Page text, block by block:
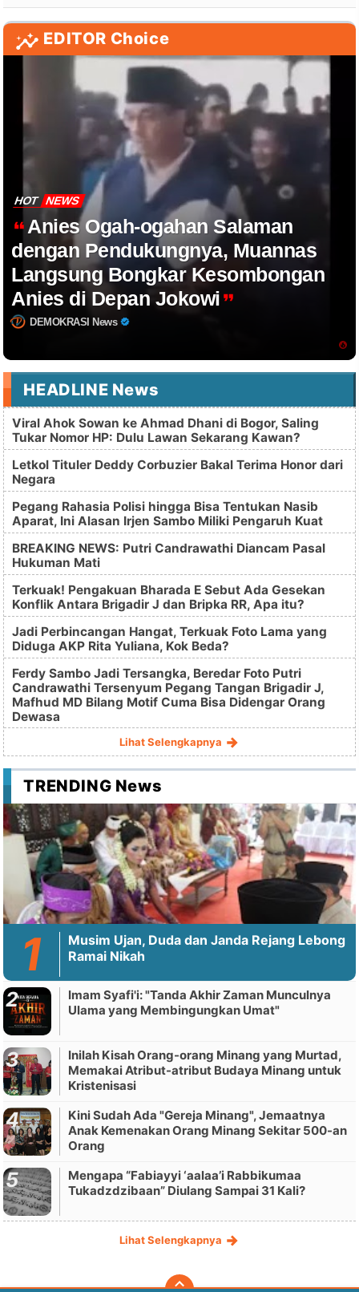
EDITOR Choice
HOT NEWS
Anies Ogah-ogahan Salaman
dengan Pendukungnya, Muannas
Langsung Bongkar Kesombongan
Anies di Depan Jokowi
DEMOKRASI News
HEADLINE News
Viral Ahok Sowan ke Ahmad Dhani di Bogor, Saling
Tukar Nomor HP: Dulu Lawan Sekarang Kawan?
Letkol Tituler Deddy Corbuzier Bakal Terima Honor dari
Negara
Pegang Rahasia Polisi hingga Bisa Tentukan Nasib
Aparat, Ini Alasan Irjen Sambo Miliki Pengaruh Kuat
BREAKING NEWS: Putri Candrawathi Diancam Pasal
Hukuman Mati
Terkuak! Pengakuan Bharada E Sebut Ada Gesekan
Konflik Antara Brigadir J dan Bripka RR, Apa itu?
Jadi Perbincangan Hangat, Terkuak Foto Lama yang
Diduga AKP Rita Yuliana, Kok Beda?
Ferdy Sambo Jadi Tersangka, Beredar Foto Putri
Candrawathi Tersenyum Pegang Tangan Brigadir J,
Mafhud MD Bilang Motif Cuma Bisa Didengar Orang
Dewasa
Lihat Selengkapnya
TRENDING News
Musim Ujan, Duda dan Janda Rejang Lebong
Ramai Nikah
Imam Syafi'i: "Tanda Akhir Zaman Munculnya
Ulama yang Membingungkan Umat"
Inilah Kisah Orang-orang Minang yang Murtad,
Memakai Atribut-atribut Budaya Minang untuk
Kristenisasi
Kini Sudah Ada "Gereja Minang", Jemaatnya
Anak Kemenakan Orang Minang Sekitar 500-an
Orang
Mengapa “Fabiayyi ‘aalaa’i Rabbikumaa
Tukadzdzibaan” Diulang Sampai 31 Kali?
Lihat Selengkapnya